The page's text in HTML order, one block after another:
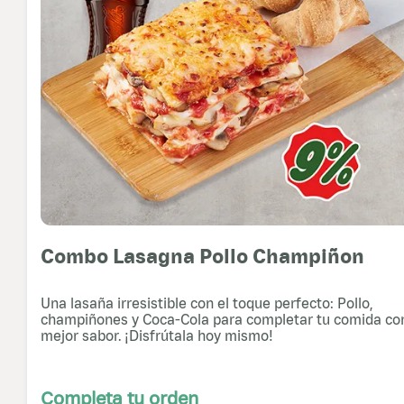
Combo Lasagna Pollo Champiñon
Una lasaña irresistible con el toque perfecto: Pollo,
champiñones y Coca-Cola para completar tu comida
mejor sabor. ¡Disfrútala hoy mismo!
Completa tu orden